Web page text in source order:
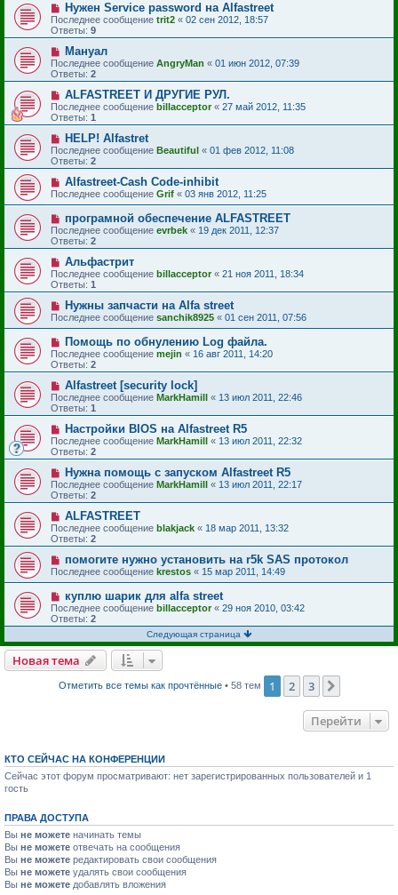
Нужен Service password на Alfastreet
Последнее сообщение trit2 « 02 сен 2012, 18:57
Ответы: 9
Мануал
Последнее сообщение AngryMan « 01 июн 2012, 07:39
Ответы: 2
ALFASTREET И ДРУГИЕ РУЛ.
Последнее сообщение billacceptor« 27 май 2012, 11:35
Ответы: 1
HELP! Alfastret
Последнее сообщение Beautiful « 01 фев 2012, 11:08
Ответы: 2
Alfastreet-Cash Code-inhibit
Последнее сообщение Grif « 03 янв 2012, 11:25
програмной обеспечение ALFASTREET
Последнее сообщение evrbek « 19 дек 2011, 12:37
Ответы: 2
Альфастрит
Последнее сообщение billacceptor« 21 ноя 2011, 18:34
Ответы: 1
Нужны запчасти на Alfa street
Последнее сообщение sanchik8925 « 01 сен 2011, 07:56
Помощь по обнулению Log файла.
Последнее сообщение mejin « 16 авг 2011, 14:20
Ответы: 2
Alfastreet [security lock]
Последнее сообщение MarkHamill « 13 июл 2011, 22:46
Ответы: 1
Настройки BIOS на Alfastreet R5
Последнее сообщение MarkHamill « 13 июл 2011, 22:32
Ответы: 2
Нужна помощь с запуском Alfastreet R5
Последнее сообщение MarkHamill « 13 июл 2011, 22:17
Ответы: 2
ALFASTREET
Последнее сообщение blakjack « 18 мар 2011, 13:32
Ответы: 2
помогите нужно установить на r5k SAS протокол
Последнее сообщение krestos « 15 мар 2011, 14:49
куплю шарик для alfa street
Последнее сообщение billacceptor« 29 ноя 2010, 03:42
Ответы: 2
Следующая страница
Новая тема
Отметить все темы как прочтённые• 58 тем 1 2 3
Перейти
КТО СЕЙЧАС НА КОНФЕРЕНЦИИ
Сейчас этот форум просматривают: нет зарегистрированных пользователей и 1
гость
ПРАВА ДОСТУПА
Вы не можете начинать темы
Вы не можете отвечать на сообщения
Вы не можете редактировать свои сообщения
Вы не можете удалять свои сообщения
Вы не можете добавлять вложения